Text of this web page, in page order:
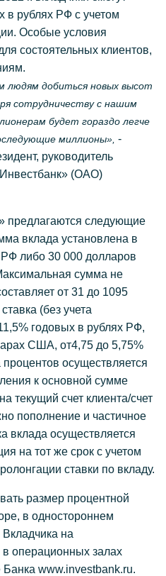
в рублях РФ с учетом
Особые условия
состоятельных клиентов,
добиться новых высот
сотрудничеству с нашим
будет гораздо легче
миллионы», -
руководитель
(ОАО)
предлагаются следующие
вклада установлена в
либо 30 000 долларов
сумма не
от 31 до 1095
(без учета
годовых в рублях РФ,
США, от4,75 до 5,75%
осуществляется
к основной сумме
текущий счет клиента/счет
пополнение и частичное
вклада осуществляется
на тот же срок с учетом
ставки по вкладу.
размер процентной
в одностороннем
на
операционных залах
Банка www.investbank.ru.